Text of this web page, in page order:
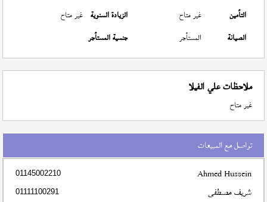
التأمين
غير متاح الزيادة السنوية غير متاح
الصيانة
المستأجر جنسية المستأجر
ملاحظات علي الفيلا
غير متاح
تواصل مع المبيعات
Ahmed Hussein
01145002210
شريف مصطفى 01111100291